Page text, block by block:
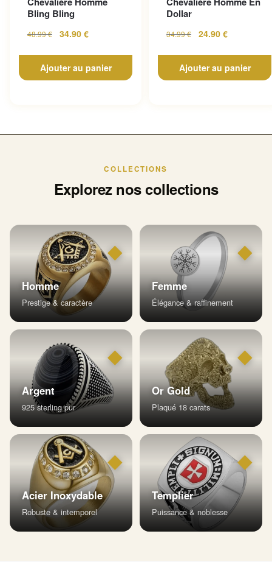
Bling Bling
48.99€ 34.90 €
Ajouter au panier
Dollar
34.99€ 24.90 €
Ajouter au panier
COLLECTIONS
Explorez nos collections
◆
Homme
Prestige & caractère
◆
Femme
Élégance & raffinement
◆
Argent
925 sterling pur
◆
Or Gold
Plaqué 18 carats
◆
Acier Inoxydable
Robuste & intemporel
◆
Templier
Puissance & noblesse